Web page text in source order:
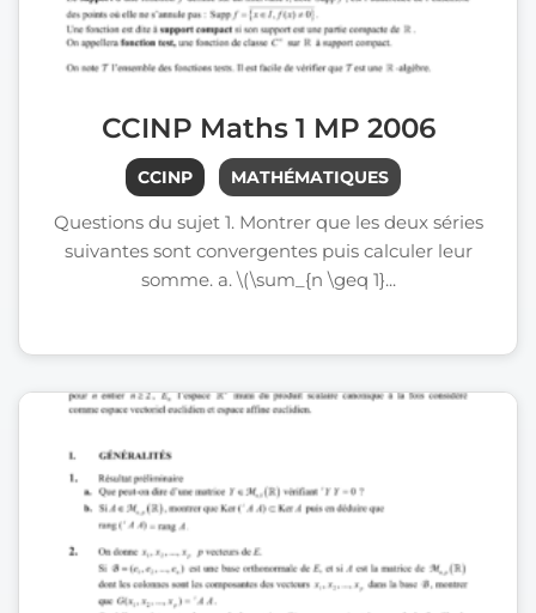
CCINP Maths 1 MP 2006
CCINP MATHÉMATIQUES
Questions du sujet 1. Montrer que les deux séries
suivantes sont convergentes puis calculer leur
somme. a. \(\sum_{n \geq 1}...